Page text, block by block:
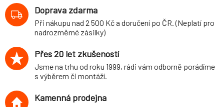
Doprava zdarma
Při nákupu nad 2 500 Kč a doručení po ČR. (Neplatí pro
nadrozměrné zásilky)
Přes 20 let zkušeností
Jsme na trhu od roku 1999, rádi vám odborně porádíme
s výběrem či montáží.
Kamenná prodejna